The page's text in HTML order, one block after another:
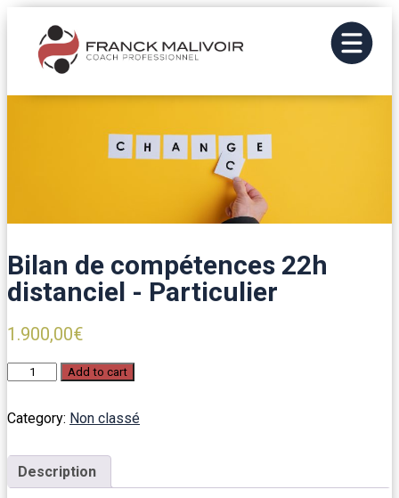
Bilan de compétences 22h
distanciel - Particulier
1.900,00€
Bilan
de
22h
-
Particulier
quantity
Add to cart
Category: Non classé
Description